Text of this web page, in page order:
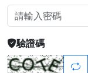
驗證碼